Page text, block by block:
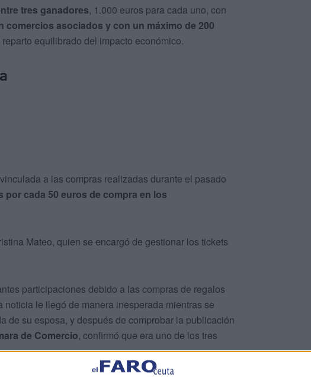
tres ganadores, 1.000 euros para cada uno, con
comercios asociados y con un máximo de 200
equilibrado del impacto económico.
a las compras realizadas durante el pasado
cada 50 euros de compra en los
Mateo, quien se encargó de gestionar los tickets
participaciones debido a las compras de regalos
le llegó de manera inesperada mientras se
de su esposa, y después de comprobar la publicación
de Comercio, confirmó que era uno de los tres